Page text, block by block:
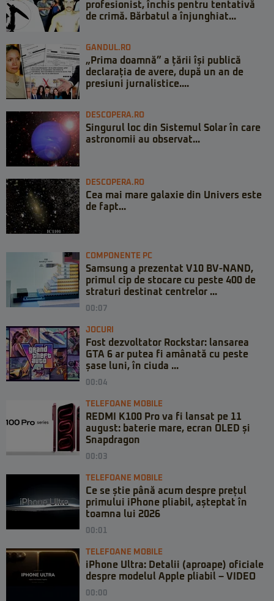
profesionist, închis pentru tentativă
de crimă. Bărbatul a înjunghiat...
GANDUL.RO
„Prima doamnă” a țării își publică
declarația de avere, după un an de
presiuni jurnalistice....
DESCOPERA.RO
Singurul loc din Sistemul Solar în care
astronomii au observat...
DESCOPERA.RO
Cea mai mare galaxie din Univers este
de fapt...
COMPONENTE PC
Samsung a prezentat V10 BV-NAND,
primul cip de stocare cu peste 400 de
straturi destinat centrelor ...
00:07
JOCURI
Fost dezvoltator Rockstar: lansarea
GTA 6 ar putea fi amânată cu peste
șase luni, în ciuda ...
00:04
TELEFOANE MOBILE
REDMI K100 Pro va fi lansat pe 11
august: baterie mare, ecran OLED și
Snapdragon
00:03
TELEFOANE MOBILE
Ce se știe până acum despre prețul
primului iPhone pliabil, așteptat în
toamna lui 2026
00:01
TELEFOANE MOBILE
iPhone Ultra: Detalii (aproape) oficiale
despre modelul Apple pliabil – VIDEO
00:00